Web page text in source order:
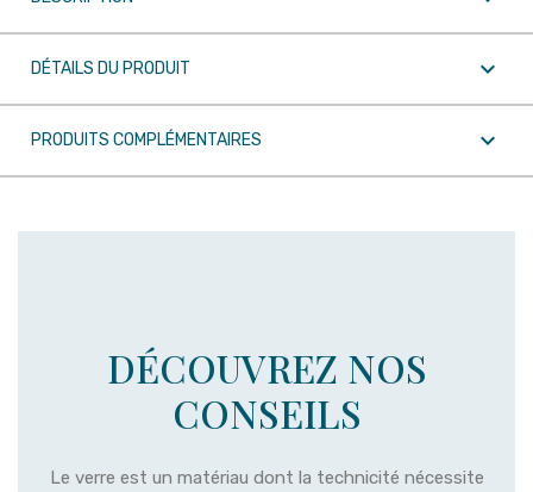
DÉTAILS DU PRODUIT 
PRODUITS COMPLÉMENTAIRES 
DÉCOUVREZ NOS
CONSEILS
Le verre est un matériau dont la technicité nécessite